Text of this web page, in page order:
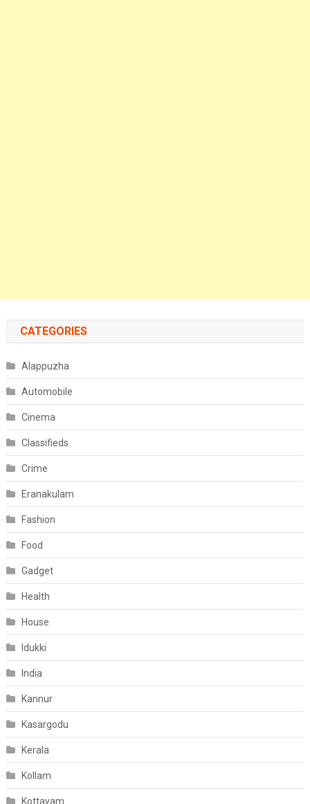
CATEGORIES
Alappuzha
Automobile
Cinema
Classifieds
Crime
Eranakulam
Fashion
Food
Gadget
Health
House
Idukki
India
Kannur
Kasargodu
Kerala
Kollam
Kottayam